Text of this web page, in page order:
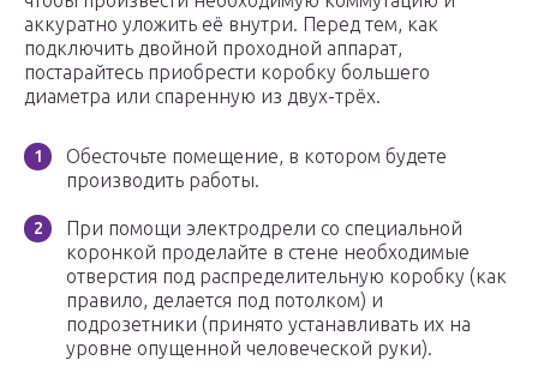
аккуратно уложить её внутри. Перед тем, как
подключить двойной проходной аппарат,
постарайтесь приобрести коробку большего
диаметра или спаренную из двух-трёх.
Обесточьте помещение, в котором будете
производить работы.
При помощи электродрели со специальной
коронкой проделайте в стене необходимые
отверстия под распределительную коробку (как
правило, делается под потолком) и
подрозетники (принято устанавливать их на
уровне опущенной человеческой руки).